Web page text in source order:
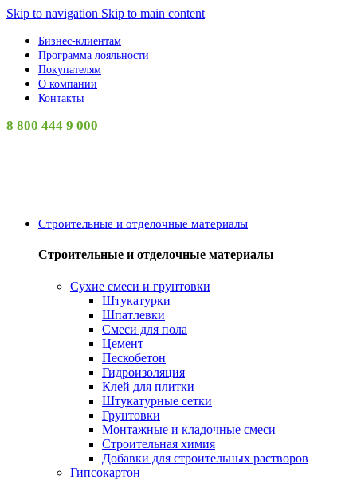
Skip to navigation Skip to main content
Бизнес-клиентам
Программа лояльности
Покупателям
О компании
Контакты
8 800 444 9 000
Строительные и отделочные материалы
Строительные и отделочные материалы
Сухие смеси и грунтовки
Штукатурки
Шпатлевки
Смеси для пола
Цемент
Пескобетон
Гидроизоляция
Клей для плитки
Штукатурные сетки
Грунтовки
Монтажные и кладочные смеси
Строительная химия
Добавки для строительных растворов
Гипсокартон